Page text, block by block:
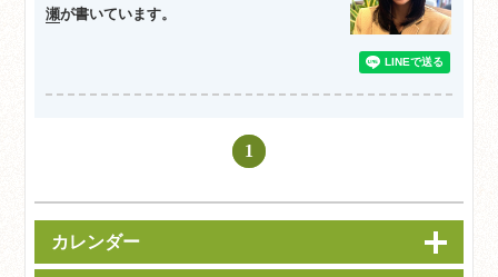
瀬が書いています。
1
カレンダー